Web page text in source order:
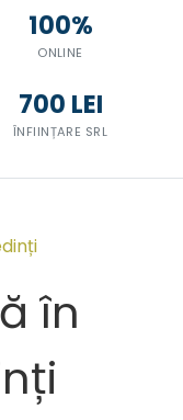
100%
ONLINE
700 LEI
ÎNFIINȚARE SRL
în